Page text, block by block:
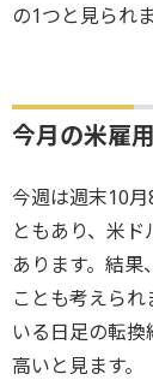
の1つと見られま
今月の米雇
今週は週末10
ともあり、米
あります。結
ことも考えら
いる日足の転
高いと見ます。